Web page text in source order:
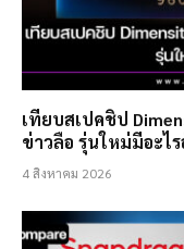
เทียบสเปคชิป
ข่าวลือ รุ่นใหม่มีอะไร
4 สิงหาคม 2026